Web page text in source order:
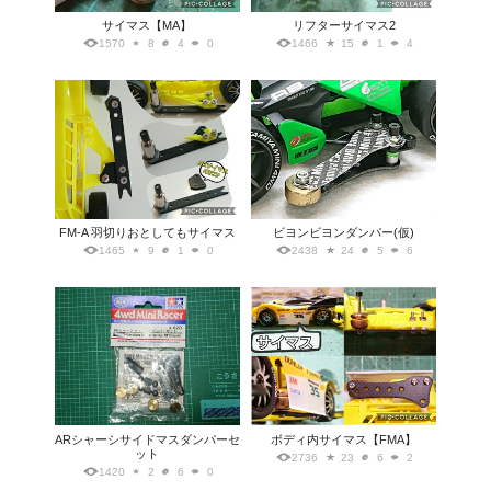
サイマス【MA】
1570 8 4 0
リフターサイマス2
1466 15 1 4
FM-A 羽切りおとしてもサイマス
1465 9 1 0
ビヨンビヨンダンパー(仮)
2438 24 5 6
ARシャーシサイドマスダンパーセ
ット
1420 2 6 0
ボディ内サイマス【FMA】
2736 23 6 2